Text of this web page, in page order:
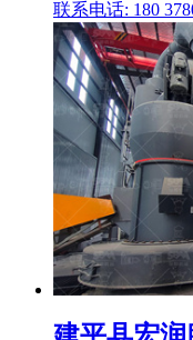
联系电话: 180